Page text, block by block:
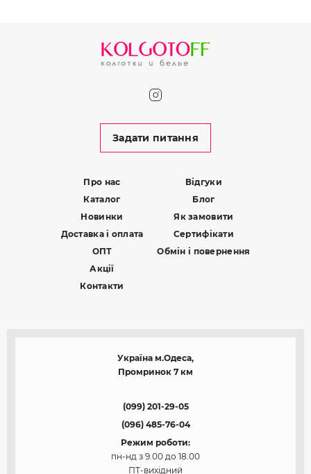
Задати питання
Про нас
Каталог
Новинки
Доставка і оплата
ОПТ
Акції
Контакти
Відгуки
Блог
Як замовити
Сертифікати
Обмін і повернення
Україна м.Одеса,
Промринок 7 км
(099) 201-29-05
(096) 485-76-04
Режим роботи:
пн-нд з 9.00 до 18.00
ПТ-вихідний